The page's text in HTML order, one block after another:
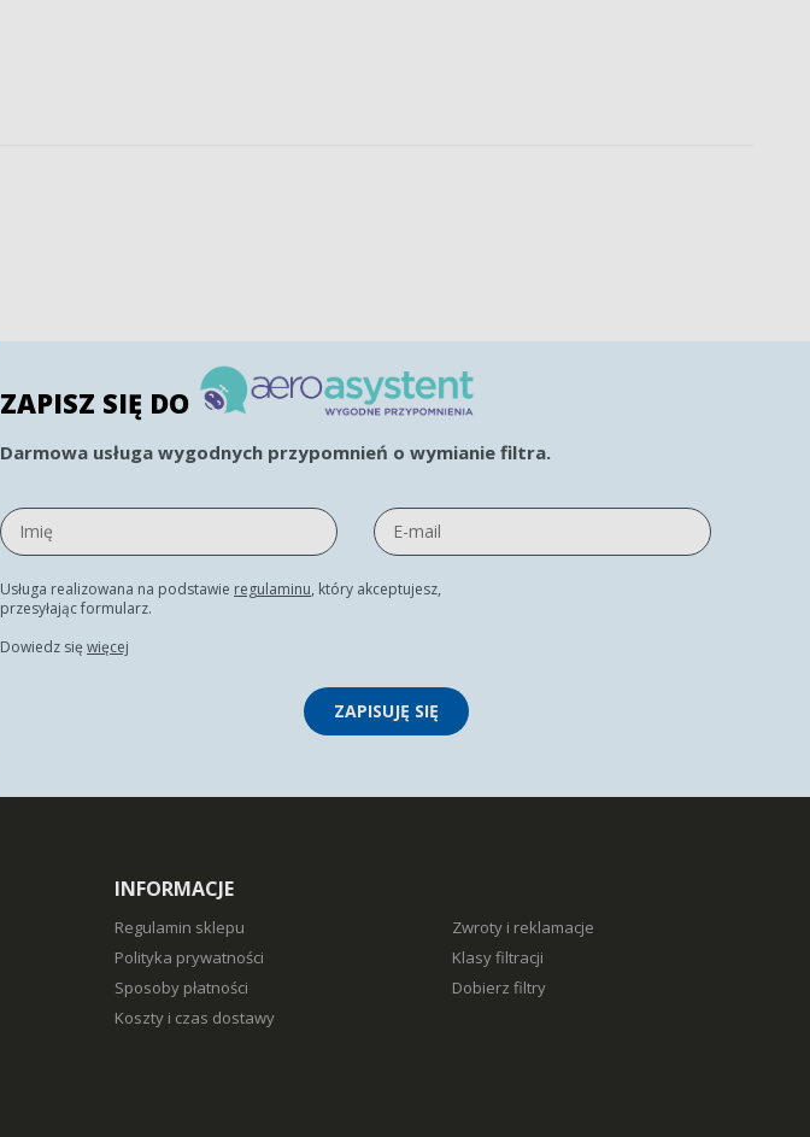
ZAPISZ SIĘ DO
Darmowa usługa wygodnych przypomnień o wymianie filtra.
Usługa realizowana na podstawie regulaminu, który akceptujesz,
przesyłając formularz.
Dowiedz się więcej
ZAPISUJĘ SIĘ
INFORMACJE
Regulamin sklepu
Polityka prywatności
Sposoby płatności
Koszty i czas dostawy
Zwroty i reklamacje
Klasy filtracji
Dobierz filtry